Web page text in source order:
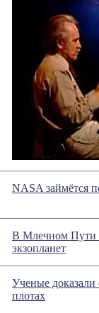
NASA займётся
В Млечном Пути
экзопланет
Ученые
плотах